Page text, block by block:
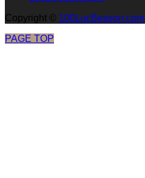
Copyright © 100LucBesson.com
PAGE TOP